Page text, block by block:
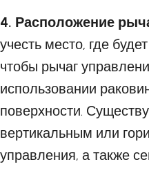
4. Расположение
учесть место, где
чтобы рычаг
использовании
поверхности.
вертикальным или
управления, а также